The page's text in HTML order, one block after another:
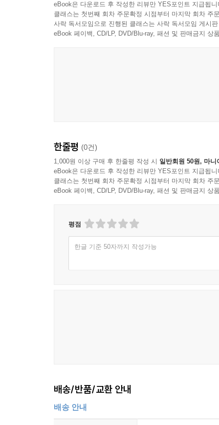
eBook은 다운로드 후 작성한 리뷰만 YES포인트 지급됩니
클래스는 첫번째 회차 주문확정 시점부터 마지막 회차 주
사락 독서모임으로 진행된 클래스는 사락 독서모임 게시
eBook 페이백, CD/LP, DVD/Blu-ray, 패션 및 판매금지 상
한줄평 (0건)
1,000원 이상 구매 후 한줄평 작성 시 일반회원 50원, 마니
eBook은 다운로드 후 작성한 리뷰만 YES포인트 지급됩니
클래스는 첫번째 회차 주문확정 시점부터 마지막 회차 주
eBook 페이백, CD/LP, DVD/Blu-ray, 패션 및 판매금지 상
평점
한글 기준 50자까지 작성가능
배송/반품/교환 안내
배송 안내